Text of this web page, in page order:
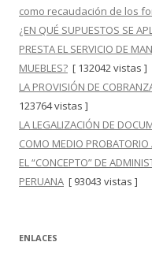
como recaudación de los
¿EN QUÉ SUPUESTOS SE
PRESTA EL SERVICIO DE
MUEBLES? [ 132042 vistas ]
LA PROVISIÓN DE
123764 vistas ]
LA LEGALIZACIÓN DE
COMO MEDIO PROBATORIO
EL “CONCEPTO” DE
PERUANA [ 93043 vistas ]
ENLACES